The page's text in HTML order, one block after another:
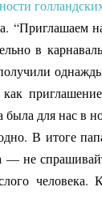
“Приглашаем
в
была для нас в
В итоге
— не